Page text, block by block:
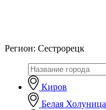
Регион: Сестрорецк
Киров
Белая Холуница